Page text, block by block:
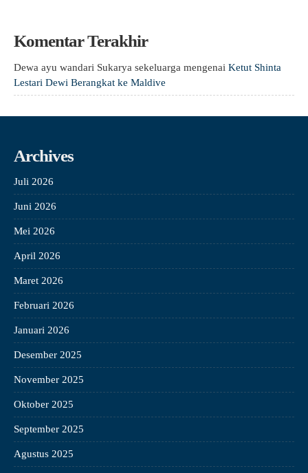
Komentar Terakhir
Dewa ayu wandari Sukarya sekeluarga mengenai Ketut Shinta
Lestari Dewi Berangkat ke Maldive
Archives
Juli 2026
Juni 2026
Mei 2026
April 2026
Maret 2026
Februari 2026
Januari 2026
Desember 2025
November 2025
Oktober 2025
September 2025
Agustus 2025